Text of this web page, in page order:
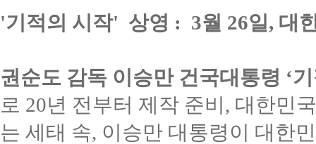
'기적의 시작' 상영 : 3월 26일, 대
권순도 감독 이승만 건국대통령 ‘
로 20년 전부터 제작 준비, 대한민
는 세태 속, 이승만 대통령이 대한